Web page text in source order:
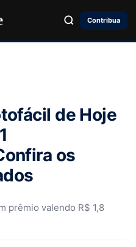
Contribua
de Hoje
os
prêmio valendo R$ 1,8